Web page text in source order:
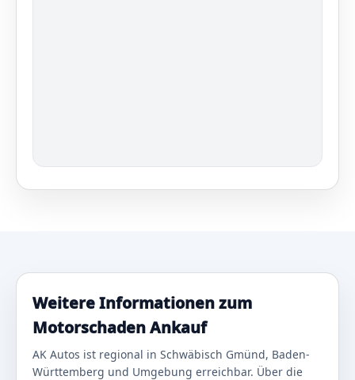
Weitere Informationen zum
Motorschaden Ankauf
AK Autos ist regional in Schwäbisch Gmünd, Baden-
Württemberg und Umgebung erreichbar. Über die